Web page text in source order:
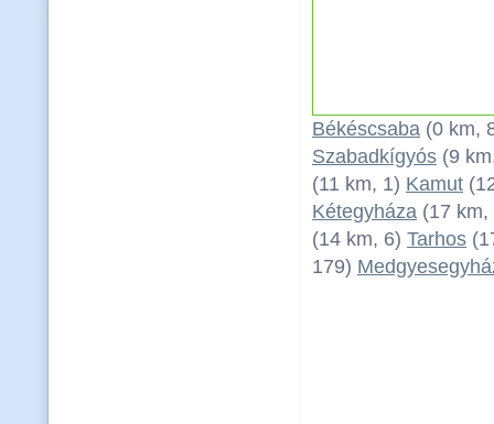
Békéscsaba (0 km,
Szabadkígyós (9
(11 km, 1) Kamut
Kétegyháza (17
(14 km, 6) Tarhos
179)